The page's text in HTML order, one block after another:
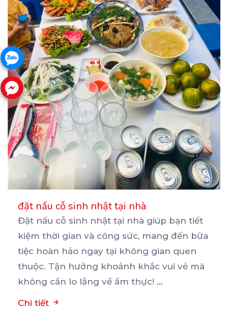
đặt nấu cỗ sinh nhật tại nhà
Đặt nấu cỗ sinh nhật tại nhà giúp bạn tiết
kiệm thời gian và công sức, mang đến bữa
tiệc hoàn hảo ngay tại không gian quen
thuộc. Tận hưởng khoảnh khắc vui vẻ mà
không cần lo lắng về ẩm thực! ...
Chi tiết